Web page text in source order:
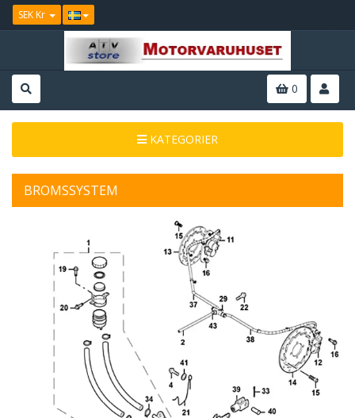
SEK Kr
0
KATEGORIER
BROMSSYSTEM